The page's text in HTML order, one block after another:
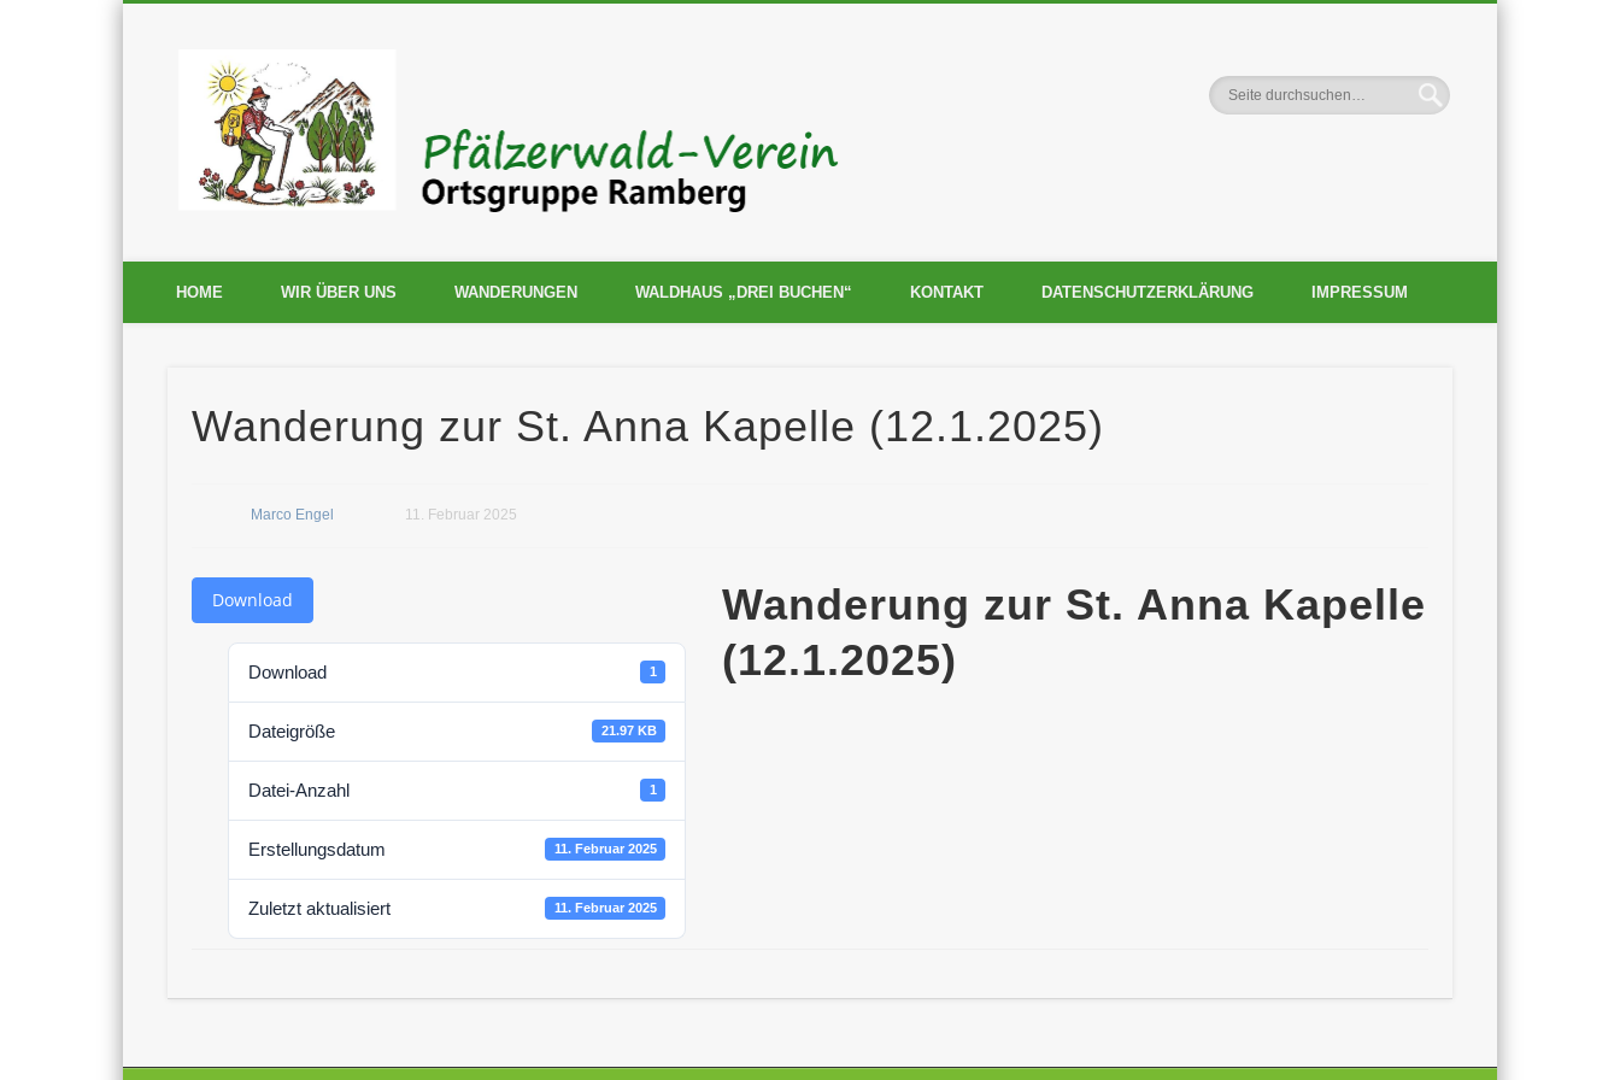
Pfälzerwald-Verein Ortsgruppe
Ramberg
HOME WIR ÜBER UNS WANDERUNGEN WALDHAUS „DREI BUCHEN“ KONTAKT DATENSCHUTZERKLÄRUNG IMPRESSUM
Wanderung zur St. Anna Kapelle (12.1.2025)
Marco Engel 11. Februar 2025
Download
Download 1
Dateigröße 21.97 KB
Datei-Anzahl 1
Erstellungsdatum 11. Februar 2025
Zuletzt aktualisiert 11. Februar 2025
Wanderung zur St. Anna Kapelle
(12.1.2025)